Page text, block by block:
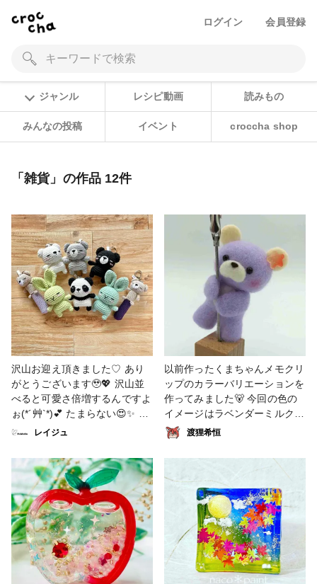
ログイン 会員登録
ジャンル レシピ動画 読みもの
みんなの投稿 イベント croccha shop
「雑貨」の作品 12件
沢山お迎え頂きました♡ あり
がとうございます🥹💖 沢山並
べると可愛さ倍増するんですよ
ぉ(*´艸`*)💕 たまらない😍✨
#かぎ針編み #販売中 #あみぐ
レイジュ
以前作ったくまちゃんメモクリ
ップのカラーバリエーションを
作ってみました🐻 今回の色の
イメージはラベンダーミルクテ
ィー🌸☕️ #羊毛フェルト #くま
渡狸希恒